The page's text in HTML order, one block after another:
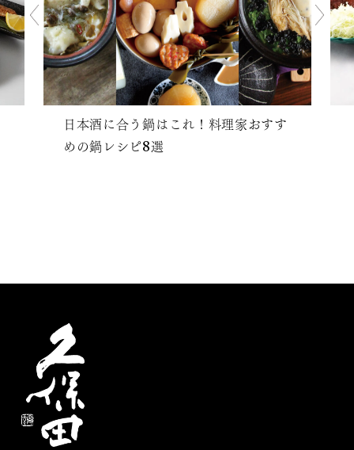
日本酒に合う鍋はこれ！料理家おすす
めの鍋レシピ8選